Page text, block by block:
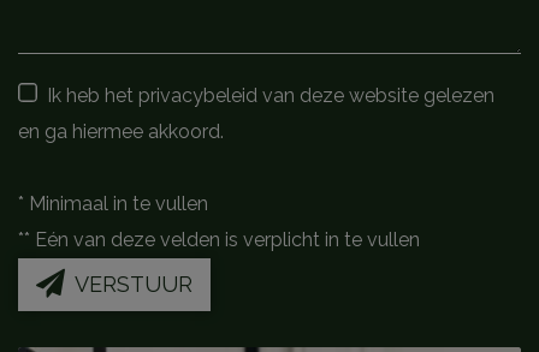
Ik heb het privacybeleid van deze website gelezen
en ga hiermee akkoord.
* Minimaal in te vullen
** Eén van deze velden is verplicht in te vullen
VERSTUUR